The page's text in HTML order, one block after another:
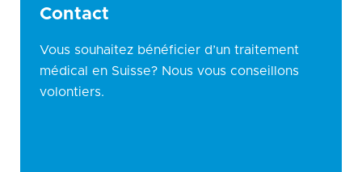
Contact
Vous souhaitez bénéficier d’un traitement
médical en Suisse? Nous vous conseillons
volontiers.